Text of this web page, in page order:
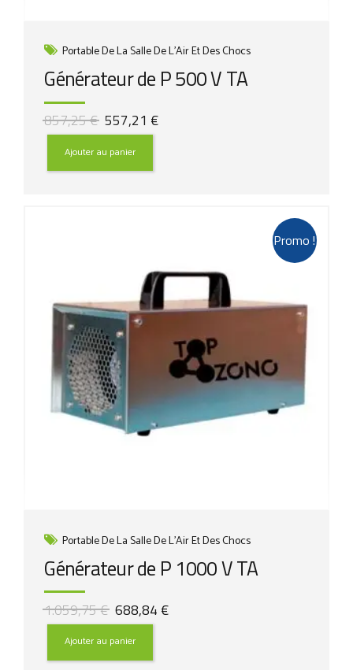
Portable De La Salle De L'Air Et Des Chocs
Générateur de P 500 V TA
857,25€ Le
prix
initial
était :
557,21 €Le
Ajouter au panier
Promo !
Portable De La Salle De L'Air Et Des Chocs
Générateur de P 1000 V TA
1.059,75€ Le
prix
initial
était :
688,84 €Le
Ajouter au panier